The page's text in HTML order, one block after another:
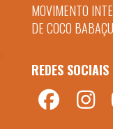
MOVIMENTO
DE COCO BABAÇU
REDES SOCIAIS